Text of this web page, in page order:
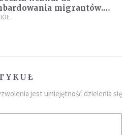
migrantów.
ogień przeciwko
jest umiejętność dzielenia się